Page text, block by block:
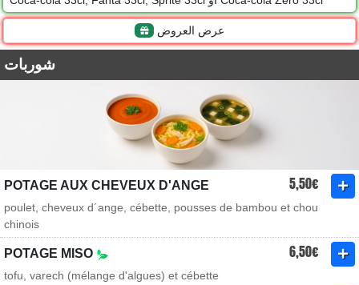
عرض العروض
شوربات
POTAGE AUX CHEVEUX D'ANGE 5,50€
poulet, cheveux d´ange, cébette, pousses de bambou et chou
chinois
POTAGE MISO 6,50€
tofu, varech (mélange d'algues) et cébette